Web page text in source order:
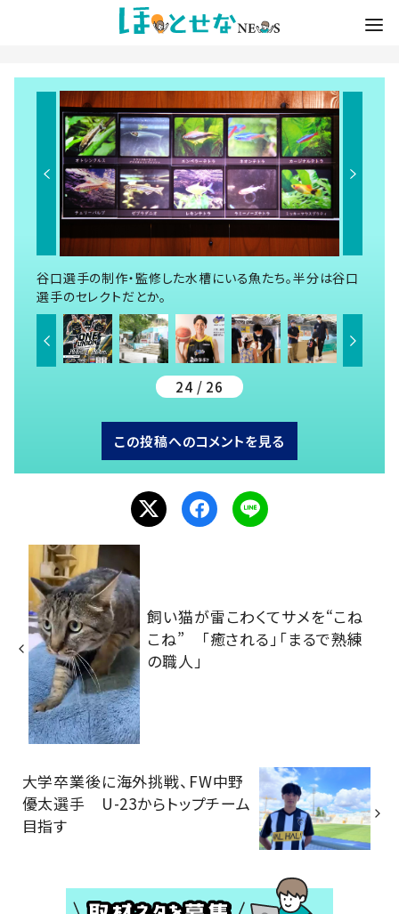
谷口選手の制作・監修した水槽にいる魚たち。半分は谷口
選手のセレクトだとか。
24 / 26
この投稿へのコメントを見る
飼い猫が雷こわくてサメを“こね
こね” 「癒される」「まるで熟練
の職人」
大学卒業後に海外挑戦、FW中野
優太選手 U-23からトップチーム
目指す